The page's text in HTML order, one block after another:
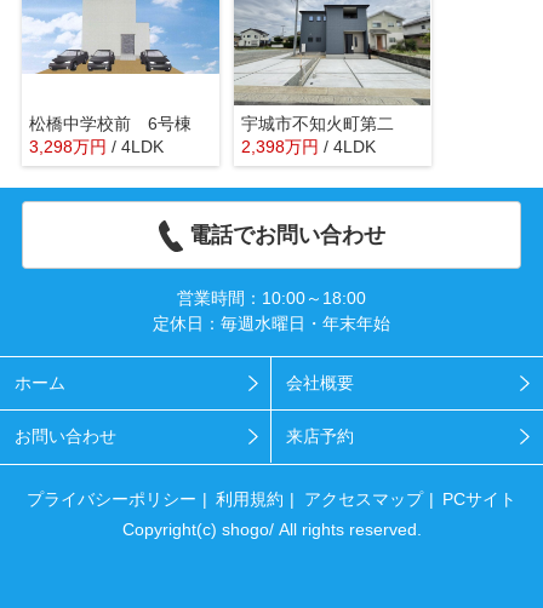
松橋中学校前 6号棟
3,298万円 / 4LDK
宇城市不知火町第二
2,398万円 / 4LDK
電話でお問い合わせ
営業時間：10:00～18:00
定休日：毎週水曜日・年末年始
ホーム 会社概要
お問い合わせ 来店予約
プライバシーポリシー 利用規約 アクセスマップ
PCサイト
Copyright(c) shogo/ All rights reserved.